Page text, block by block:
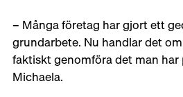
– Många företag har gjort ett
grundarbete. Nu handlar det
faktiskt genomföra det man har
Michaela.